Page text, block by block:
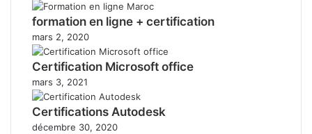
formation en ligne + certification
mars 2, 2020
Certification Microsoft office
mars 3, 2021
Certifications Autodesk
décembre 30, 2020